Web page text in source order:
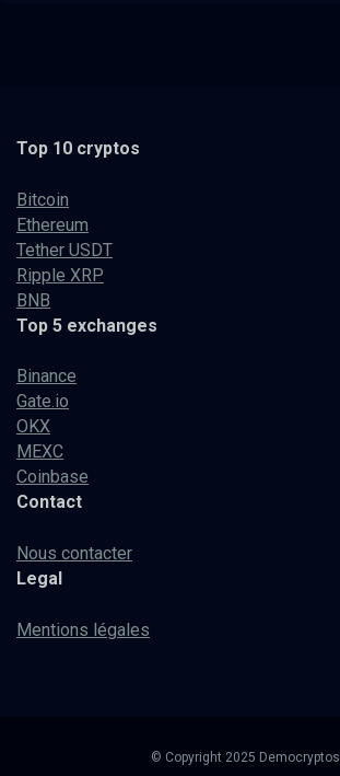
Top 10 cryptos
Bitcoin
Ethereum
Tether USDT
Ripple XRP
BNB
Top 5 exchanges
Binance
Gate.io
OKX
MEXC
Coinbase
Contact
Nous contacter
Legal
Mentions légales
© Copyright 2025 Democryptos